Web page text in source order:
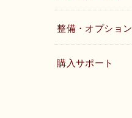
整備・オプション
購入サポート